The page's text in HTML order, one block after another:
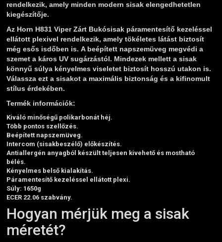
rendelkezik, amely minden modern sisak elengedhetetlen
kiegészítője.
Az Horn H831 Viper Zárt Bukósisak páramentesítő kezeléssel
ellátott plexivel rendelkezik, amely tökéletes látást biztosít
még esős isdőben is. A beépített napszemüveg megvédi a
szemet a káros UV sugárzástól. Mindezek mellett a sisak
könnyű súlya kényelmes viseletet biztosít hosszú utakon is.
Válassza ezt a sisakot a maximális biztonság és a kifinomult
stílus érdekében.
Termék információk:
Kiváló minőségű polikarbonát héj.
Több pontos szellőzés.
Beépített napszemüveg.
Intercom (sisakbeszélő) előkészítés.
Antiallergén anyagból készült teljesen kivehető és mostható
bélés.
Kényelmes belső kialakítás.
Páramentesítő kezeléssel ellátott plexi.
Súly: 1650g
ECER 22.06 szabvány.
Hogyan mérjük meg a sisak
méretét?